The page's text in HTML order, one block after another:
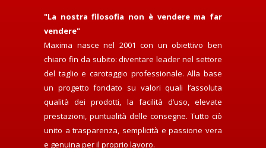
"La nostra filosofia non è vendere ma far
vendere"
Maxima nasce nel 2001 con un obiettivo ben
chiaro fin da subito: diventare leader nel settore
del taglio e carotaggio professionale. Alla base
un progetto fondato su valori quali l’assoluta
qualità dei prodotti, la facilità d’uso, elevate
prestazioni, puntualità delle consegne. Tutto ciò
unito a trasparenza, semplicità e passione vera
e genuina per il proprio lavoro.